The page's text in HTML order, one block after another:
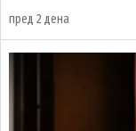
пред 2 дена